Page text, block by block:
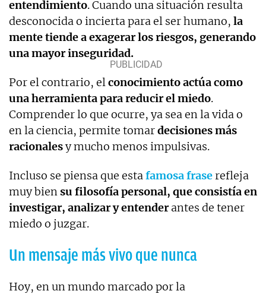
entendimiento. Cuando una situación resulta
desconocida o incierta para el ser humano, la
mente tiende a exagerar los riesgos, generando
una mayor inseguridad.
Por el contrario, elconocimiento actúa como
una herramienta para reducir el miedo.
Comprender lo que ocurre, ya sea en la vida o
en la ciencia, permite tomardecisiones más
racionalesy mucho menos impulsivas.
Incluso se piensa que estafamosa fraserefleja
muy biensu filosofía personal, que consistía en
investigar, analizar y entenderantes de tener
miedo o juzgar.
Un mensaje más vivo que nunca
Hoy, en un mundo marcado por la